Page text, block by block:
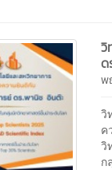
วิ
ด
พ
วิ
ค
วิ
ก